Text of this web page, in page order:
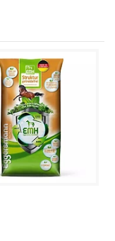
& Low carb 33,80 €